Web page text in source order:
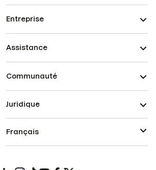
Entreprise
Assistance
Communauté
Juridique
Français